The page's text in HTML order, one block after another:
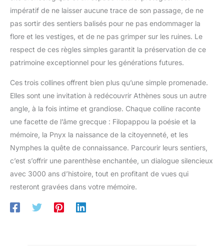
Verwenden Sie es für die Jagd
Rucksäcke, Wanderrucksäcke,
Rucksäcke, Reiserucksäcke,
Survival Taschen,
Fluchtrucksack,
kampfrucksack, angelrucksack,
bushcraft rucksack,
Bergsteigerrucksack usw. Es
werden.
Un cordon de serrage réglable sur le devant permet de
maintenir les gants en place. 【Réglable et Confortable】Le
sac à dos de randonnée est équipé de bretelles réglables en
longueur. Les sangles d'épaule en maille avec beaucoup de
mousse de rembourrage aident à réduire la pression sur les
aide à fixer votre sac à dos en toute sécurité. Le sac à dos de
trekking et les bretelles ont des coutures renforcées, de sorte
que le matériau ne se déchire pas facilement, même avec de
Ce sac à dos de randonnée ne pèse que 0,55 kg, se plie
mesure que 27 x 27 cm. Une fois déplié, le sac à dos a une
vos ustensiles de voyage. Ce sac à dos peut être utilisé
comme sac à dos de randonnée, sac à dos de trekking, sac à
dos de voyage, sac à dos de ski et sac à dos de vélo.
impératif de ne laisser aucune trace de son passage, de ne
pas sortir des sentiers balisés pour ne pas endommager la
flore et les vestiges, et de ne pas grimper sur les ruines. Le
respect de ces règles simples garantit la préservation de ce
patrimoine exceptionnel pour les générations futures.
Ces trois collines offrent bien plus qu’une simple promenade.
Elles sont une invitation à redécouvrir Athènes sous un autre
angle, à la fois intime et grandiose. Chaque colline raconte
une facette de l’âme grecque : Filopappou la poésie et la
mémoire, la Pnyx la naissance de la citoyenneté, et les
Nymphes la quête de connaissance. Parcourir leurs sentiers,
c’est s’offrir une parenthèse enchantée, un dialogue silencieux
avec 3000 ans d’histoire, tout en profitant de vues qui
resteront gravées dans votre mémoire.